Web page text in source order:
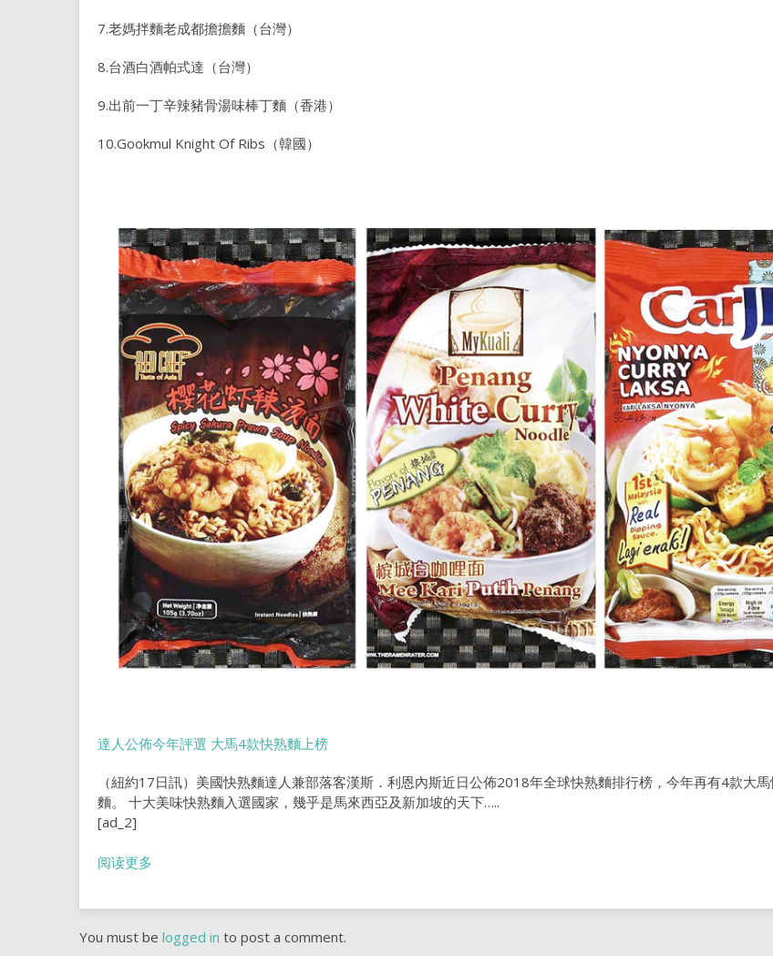
7.老媽拌麵老成都擔擔麵（台灣）
8.台酒白酒帕式達（台灣）
9.出前一丁辛辣豬骨湯味棒丁麵（香港）
10.Gookmul Knight Of Ribs（韓國）
達人公佈今年評選 大馬4款快熟麵上榜
（紐約17日訊）美國快熟麵達人兼部落客漢斯．利恩內斯近日公佈2018年全球快熟麵排行榜，今年再有4款大
麵。 十大美味快熟麵入選國家，幾乎是馬來西亞及新加坡的天下…..
[ad_2]
阅读更多
You must be logged in to post a comment.